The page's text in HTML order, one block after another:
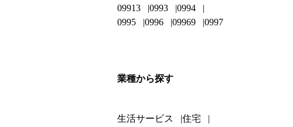
09913
0993
0994
0995
0996 09969 0997
業種から探す
生活サービス 住宅